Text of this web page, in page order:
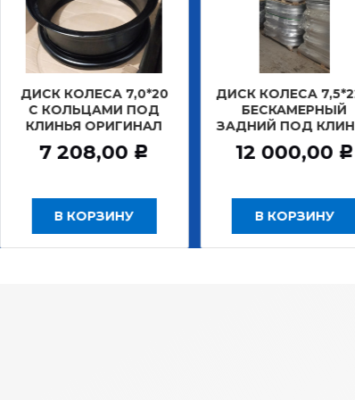
ДИСК КОЛЕСА 7,0*20
С КОЛЬЦАМИ ПОД
КЛИНЬЯ ОРИГИНАЛ
7 208,00 Р
В КОРЗИНУ
ДИСК КОЛЕСА 7,5*22,5
БЕСКАМЕРНЫЙ
ЗАДНИЙ ПОД КЛИНЬЯ
12 000,00 Р
В КОРЗИНУ